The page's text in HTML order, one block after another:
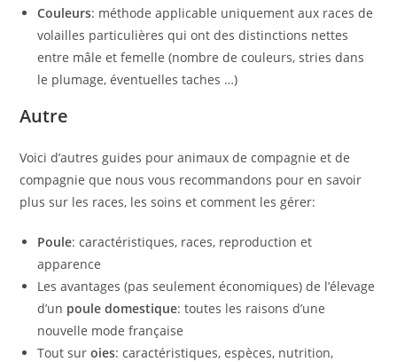
Couleurs: méthode applicable uniquement aux races de
volailles particulières qui ont des distinctions nettes
entre mâle et femelle (nombre de couleurs, stries dans
le plumage, éventuelles taches …)
Autre
Voici d’autres guides pour animaux de compagnie et de
compagnie que nous vous recommandons pour en savoir
plus sur les races, les soins et comment les gérer:
Poule: caractéristiques, races, reproduction et
apparence
Les avantages (pas seulement économiques) de l’élevage
d’un poule domestique: toutes les raisons d’une
nouvelle mode française
Tout suroies: caractéristiques, espèces, nutrition,